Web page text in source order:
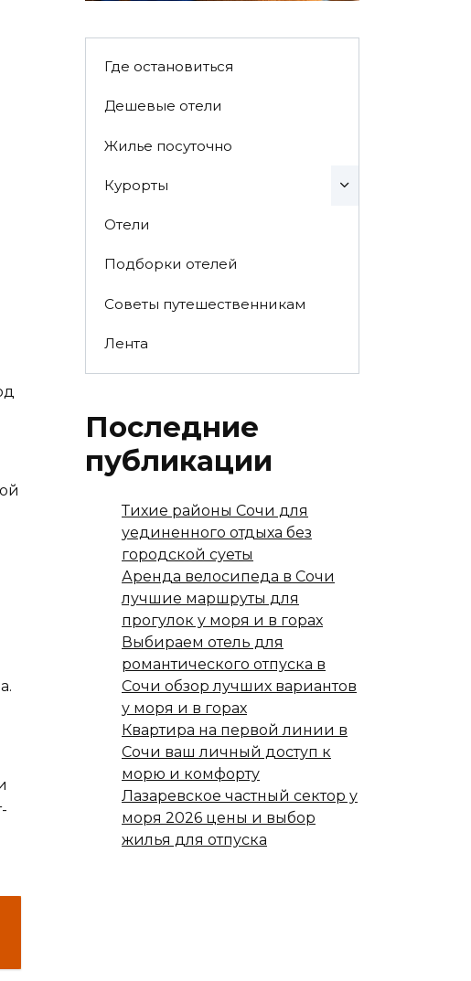
Где остановиться
Дешевые отели
Жилье посуточно
Курорты
Отели
Подборки отелей
Советы путешественникам
Лента
Последние
публикации
Тихие районы Сочи для
уединенного отдыха без
городской суеты
Аренда велосипеда в Сочи
лучшие маршруты для
прогулок у моря и в горах
Выбираем отель для
романтического отпуска в
Сочи обзор лучших вариантов
у моря и в горах
Квартира на первой линии в
Сочи ваш личный доступ к
морю и комфорту
Лазаревское частный сектор у
моря 2026 цены и выбор
жилья для отпуска